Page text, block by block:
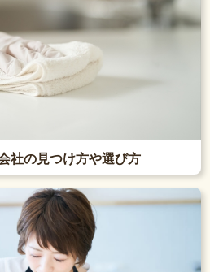
社の見つけ方や選び方